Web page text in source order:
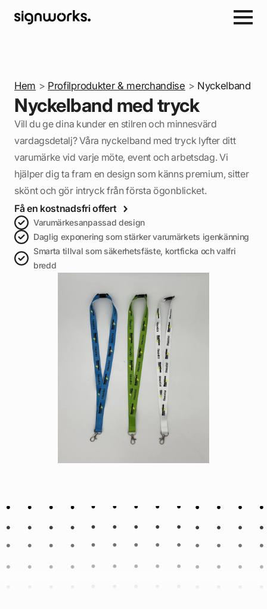
Hem > Profilprodukter & merchandise > Nyckelband
Nyckelband med tryck
Vill du ge dina kunder en stilren och minnesvärd
vardagsdetalj? Våra nyckelband med tryck lyfter ditt
varumärke vid varje möte, event och arbetsdag. Vi
hjälper dig ta fram en design som känns premium, sitter
skönt och gör intryck från första ögonblicket.
Få en kostnadsfri offert
Varumärkesanpassad design
Daglig exponering som stärker varumärkets igenkänning
Smarta tillval som säkerhetsfäste, kortficka och valfri
bredd